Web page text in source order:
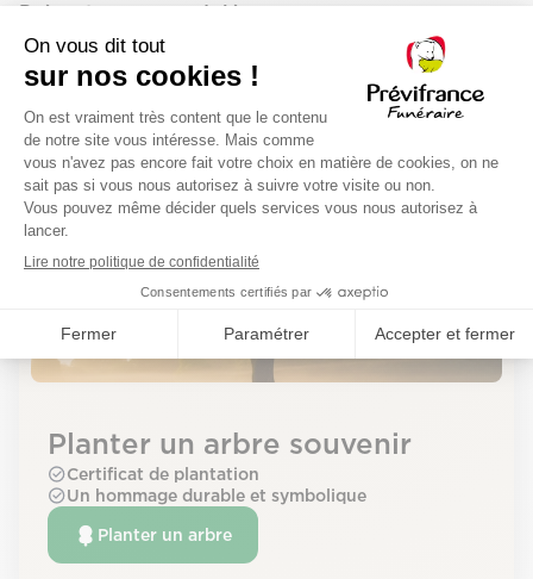
Présenter vos condoléances
La cérémonie aura lieu le mercredi 27 mai 2026 à
l'adresse suivante :
Planter un arbre souvenir
Certificat de plantation
Un hommage durable et symbolique
Planter un arbre